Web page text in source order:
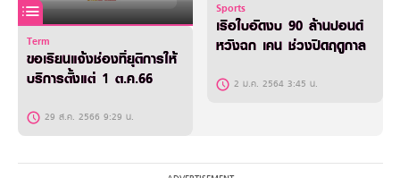
Term
ขอเรียนแจ้งช่องที่ยุติการให้
บริการตั้งแต่ 1 ต.ค.66
29 ส.ค. 2566 9:29 น.
Sports
เรือใบอัดงบ 90 ล้านปอนด์
หวังฉก เคน ช่วงปิดฤดูกาล
2 ม.ค. 2564 3:45 น.